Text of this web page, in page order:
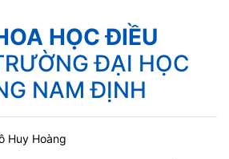
HỌC ĐIỀU
ĐẠI HỌC
NAM ĐỊNH
Huy Hoàng